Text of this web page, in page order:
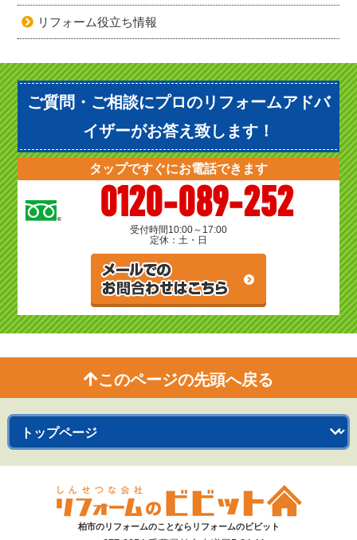
リフォーム役立ち情報
ご質問・ご相談にプロのリフォームアドバ
イザーがお答え致します！
タップですぐにお電話できます
0120-089-252
受付時間 10:00～17:00
定休：土・日
このページの先頭へ戻る
柏市のリフォームのことならリフォームのビビット